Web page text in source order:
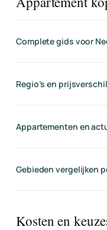
Complete gids voor
Regio’s en
Appartementen en
Gebieden vergelijken
Kosten en